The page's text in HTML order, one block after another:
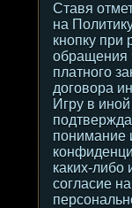
Ставя
на
кнопку при
обращения
платного
договора
Игру в
понимание
каких-либо
согласие